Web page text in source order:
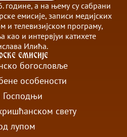
године, а на њему су сабрани
емисије, записи медијских
и телевизијском програму,
као и интервјуи катихете
Илића.
емисије
богословље
особености
Господњи
свету
лупом